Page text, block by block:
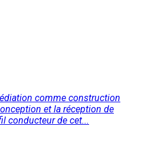
comme construction
et la réception de
conducteur de cet...